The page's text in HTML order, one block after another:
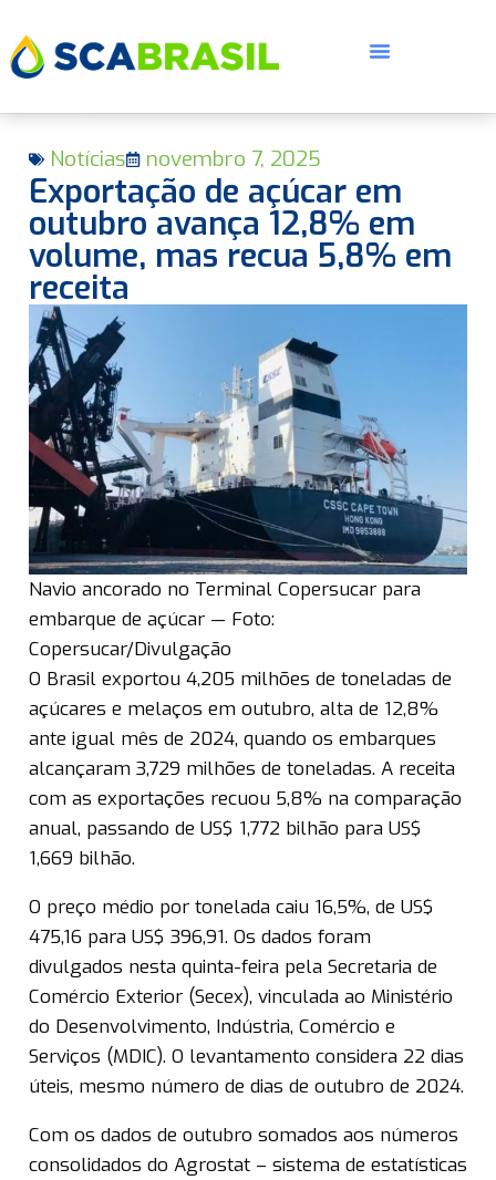
Notícias novembro 7, 2025
Exportação de açúcar em
outubro avança 12,8% em
volume, mas recua 5,8% em
receita
Navio ancorado no Terminal Copersucar para
embarque de açúcar — Foto:
Copersucar/Divulgação
O Brasil exportou 4,205 milhões de toneladas de
açúcares e melaços em outubro, alta de 12,8%
ante igual mês de 2024, quando os embarques
alcançaram 3,729 milhões de toneladas. A receita
com as exportações recuou 5,8% na comparação
anual, passando de US$ 1,772 bilhão para US$
1,669 bilhão.
O preço médio por tonelada caiu 16,5%, de US$
475,16 para US$ 396,91. Os dados foram
divulgados nesta quinta-feira pela Secretaria de
Comércio Exterior (Secex), vinculada ao Ministério
do Desenvolvimento, Indústria, Comércio e
Serviços (MDIC). O levantamento considera 22 dias
úteis, mesmo número de dias de outubro de 2024.
Com os dados de outubro somados aos números
consolidados do Agrostat – sistema de estatísticas